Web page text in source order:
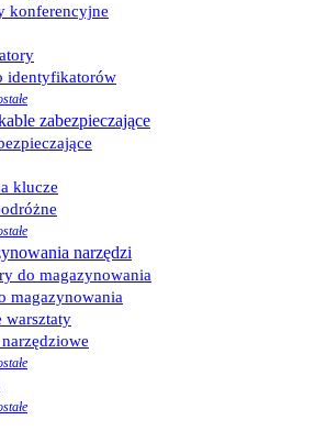
konferencyjne
identyfikatorów
zabezpieczające
klucze
narzędzi
do magazynowania
magazynowania
warsztaty